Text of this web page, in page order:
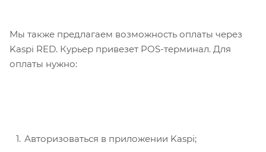
Мы также предлагаем возможность оплаты через
Kaspi RED. Курьер привезет POS-терминал. Для
оплаты нужно:
Авторизоваться в приложении Kaspi;